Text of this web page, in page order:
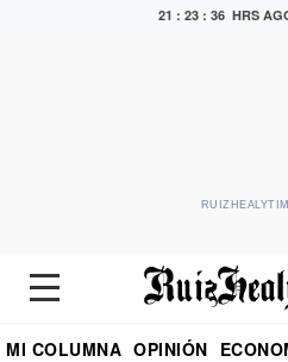
21 : 23 : 37 HRS
MI COLUMNA OPINIÓN